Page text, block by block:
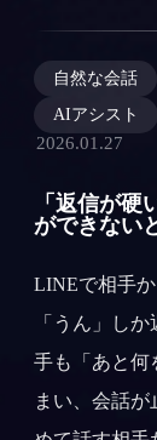
自然な会話
AIアシスト
2026.01.27
「返信が
ができない
LINEで相手
「うん」し
手も「あと何
まい、会話